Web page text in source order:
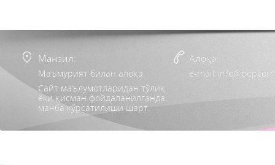
Манзил:
Маъмурият билан алоқа
Сайт маълумотларидан тўлиқ
ёки қисман фойдаланилганда,
манба кўрсатилиши шарт.
Алоқа:
e-